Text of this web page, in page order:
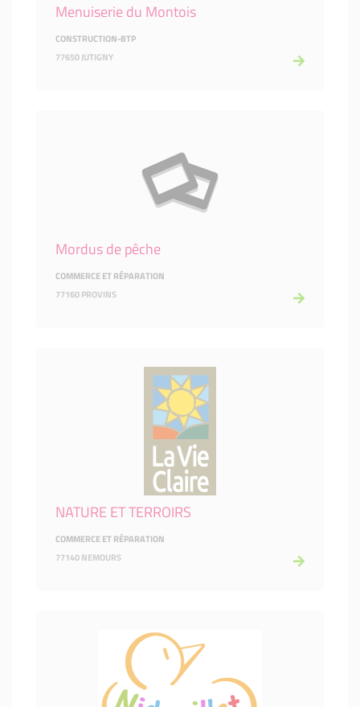
Menuiserie du Montois
CONSTRUCTION-BTP
77650 JUTIGNY
Mordus de pêche
COMMERCE ET RÉPARATION
77160 PROVINS
NATURE ET TERROIRS
COMMERCE ET RÉPARATION
77140 NEMOURS